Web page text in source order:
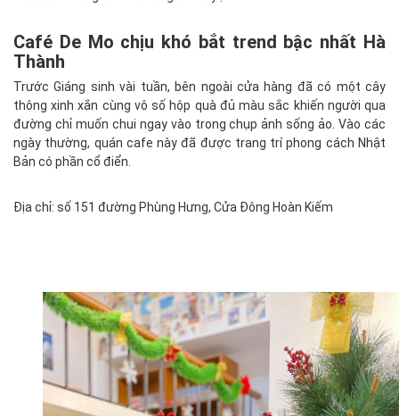
Café De Mo chịu khó bắt trend bậc nhất Hà
Thành
Trước Giáng sinh vài tuần, bên ngoài cửa hàng đã có một cây
thông xinh xắn cùng vô số hộp quà đủ màu sắc khiến người qua
đường chỉ muốn chui ngay vào trong chụp ảnh sống ảo. Vào các
ngày thường, quán cafe này đã được trang trí phong cách Nhật
Bản có phần cổ điển.
Địa chỉ: số 151 đường Phùng Hưng, Cửa Đông Hoàn Kiếm